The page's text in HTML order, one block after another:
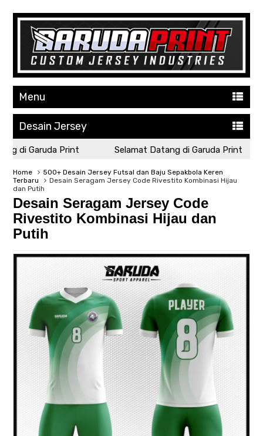
Menu
Desain Jersey
di Garuda Print Selamat Datang di Garuda Print
Home
500+ Desain Jersey Futsal dan Baju Sepakbola Keren
Terbaru
Desain Seragam Jersey Code Rivestito Kombinasi Hijau
dan Putih
Desain Seragam Jersey Code
Rivestito Kombinasi Hijau dan
Putih